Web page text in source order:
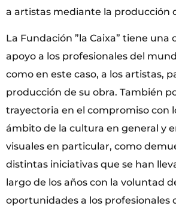
a artistas mediante la producción
La Fundación ”la Caixa” tiene una
apoyo a los profesionales del
como en este caso, a los artistas,
producción de su obra. También
trayectoria en el compromiso con
ámbito de la cultura en general y
visuales en particular, como
distintas iniciativas que se han
largo de los años con la voluntad
oportunidades a los profesionales